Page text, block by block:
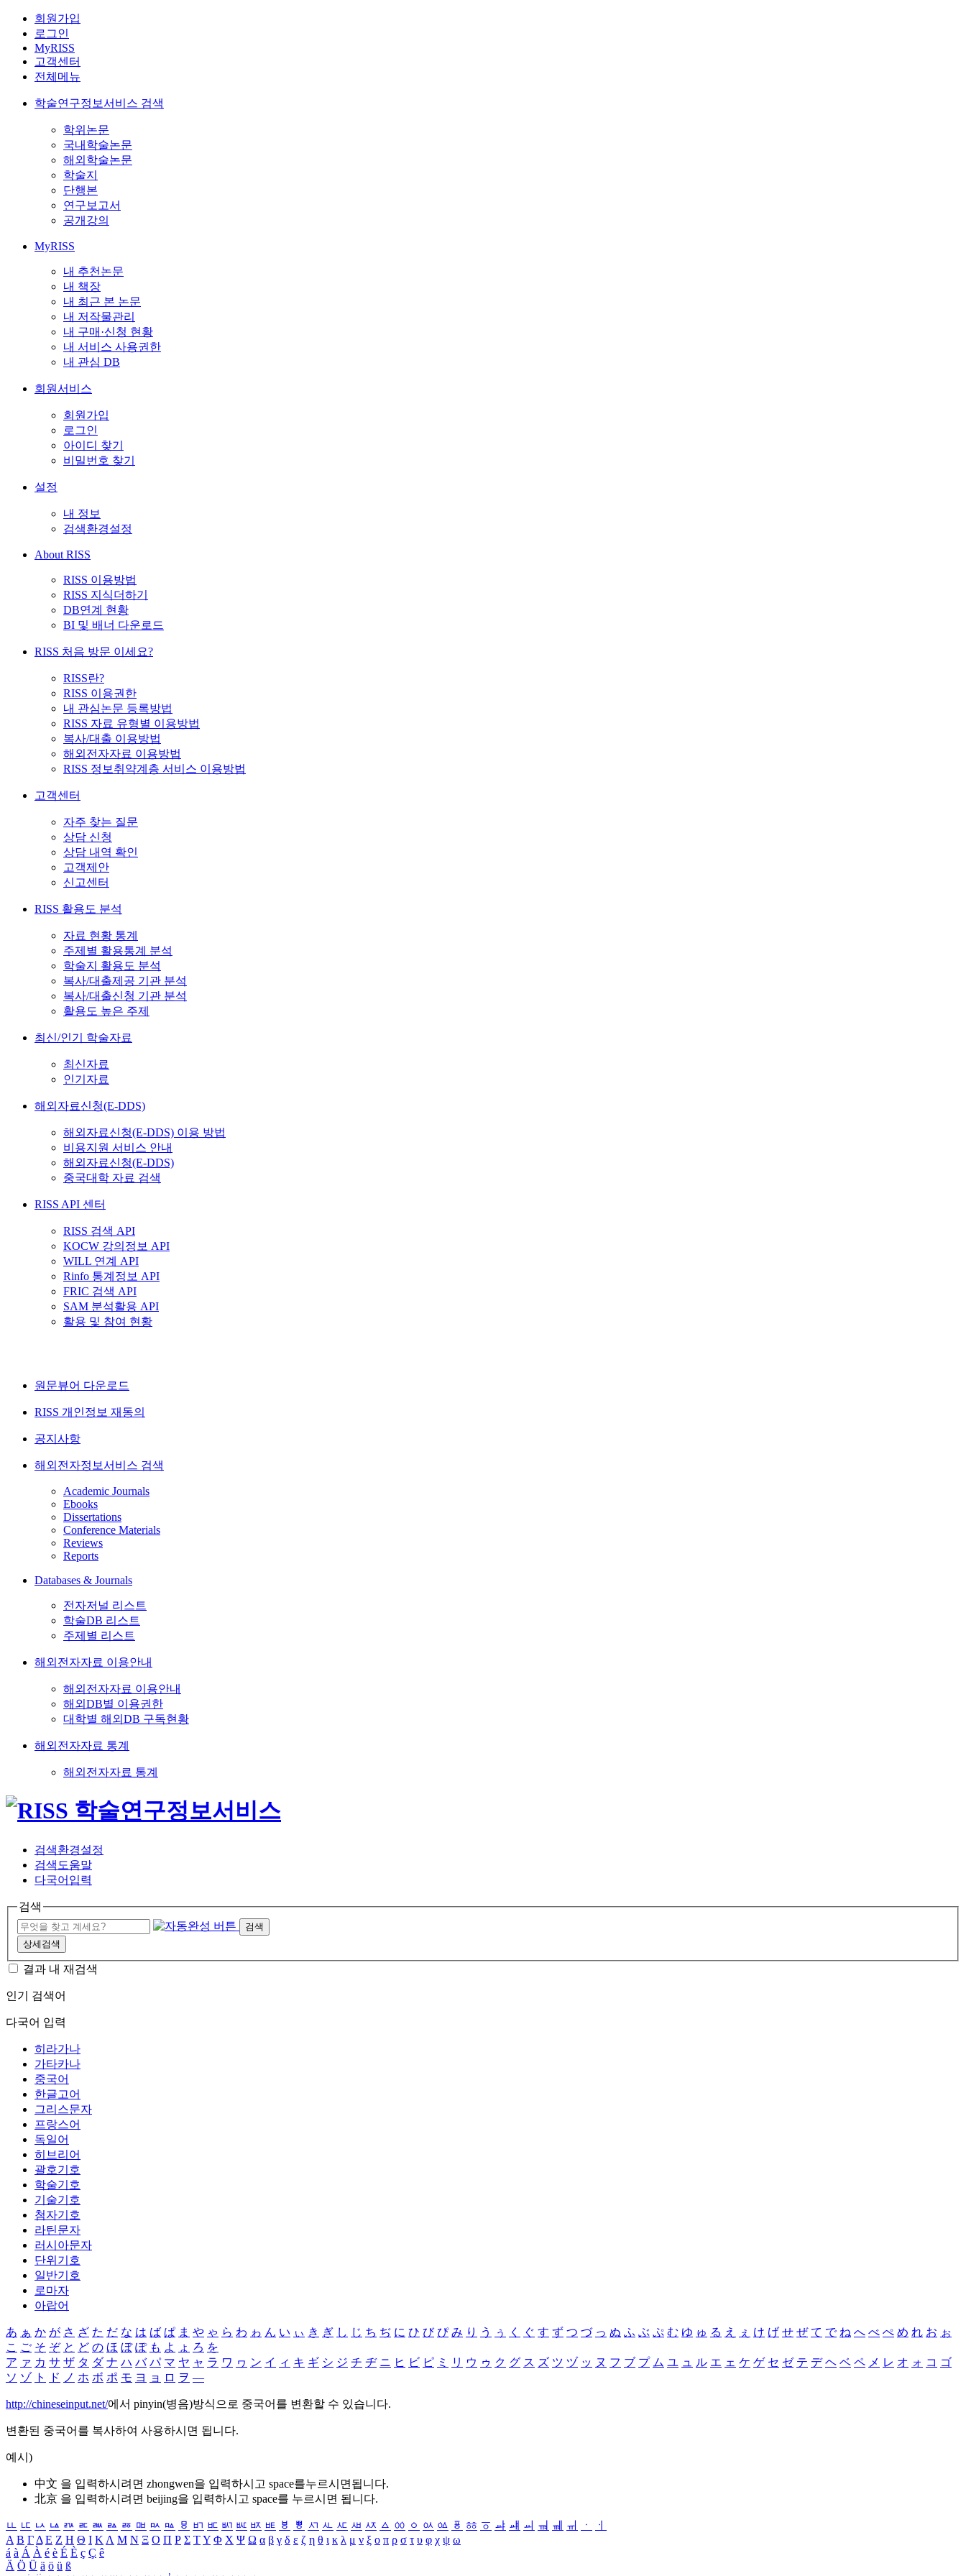
회원가입
로그인
MyRISS
고객센터
전체메뉴
학술연구정보서비스 검색
학위논문
국내학술논문
해외학술논문
학술지
단행본
연구보고서
공개강의
MyRISS
내 추천논문
내 책장
내 최근 본 논문
내 저작물관리
내 구매·신청 현황
내 서비스 사용권한
내 관심 DB
회원서비스
회원가입
로그인
아이디 찾기
비밀번호 찾기
설정
내 정보
검색환경설정
About RISS
RISS 이용방법
RISS 지식더하기
DB연계 현황
BI 및 배너 다운로드
RISS 처음 방문 이세요?
RISS란?
RISS 이용권한
내 관심논문 등록방법
RISS 자료 유형별 이용방법
복사/대출 이용방법
해외전자자료 이용방법
RISS 정보취약계층 서비스 이용방법
고객센터
자주 찾는 질문
상담 신청
상담 내역 확인
고객제안
신고센터
RISS 활용도 분석
자료 현황 통계
주제별 활용통계 분석
학술지 활용도 분석
복사/대출제공 기관 분석
복사/대출신청 기관 분석
활용도 높은 주제
최신/인기 학술자료
최신자료
인기자료
해외자료신청(E-DDS)
해외자료신청(E-DDS) 이용 방법
비용지원 서비스 안내
해외자료신청(E-DDS)
중국대학 자료 검색
RISS API 센터
RISS 검색 API
KOCW 강의정보 API
WILL 연계 API
Rinfo 통계정보 API
FRIC 검색 API
SAM 분석활용 API
활용 및 참여 현황
원문뷰어 다운로드
RISS 개인정보 재동의
공지사항
해외전자정보서비스 검색
Academic Journals
Ebooks
Dissertations
Conference Materials
Reviews
Reports
Databases & Journals
전자저널 리스트
학술DB 리스트
주제별 리스트
해외전자자료 이용안내
해외전자자료 이용안내
해외DB별 이용권한
대학별 해외DB 구독현황
해외전자자료 통계
해외전자자료 통계
검색환경설정
검색도움말
다국어입력
검색
검색
상세검색
결과 내 재검색
인기 검색어
다국어 입력
히라가나
가타카나
중국어
한글고어
그리스문자
프랑스어
독일어
히브리어
괄호기호
학술기호
기술기호
첨자기호
라틴문자
러시아문자
단위기호
일반기호
로마자
아랍어
あ ぁ か が さ ざ た だ な は ば ぱ ま や ゃ ら わ ゎ ん い ぃ き ぎ し じ ち ぢ に ひ び ぴ み り う ぅ く ぐ す ず つ づ っ ぬ ふ ぶ ぷ む ゆ ゅ る え ぇ け げ せ ぜ て で ね へ べ ぺ め れ お ぉ
こ ご そ ぞ と ど の ほ ぼ ぽ も よ ょ ろ を
ア ァ カ サ ザ タ ダ ナ ハ バ パ マ ヤ ャ ラ ワ ヮ ン イ ィ キ ギ シ ジ チ ヂ ニ ヒ ビ ピ ミ リ ウ ゥ ク グ ス ズ ツ ヅ ッ ヌ フ ブ プ ム ユ ュ ル エ ェ ケ ゲ セ ゼ テ デ ヘ ベ ペ メ レ オ ォ コ ゴ
ソ ゾ ト ド ノ ホ ボ ポ モ ヨ ョ ロ ヲ ―
http://chineseinput.net/에서 pinyin(병음)방식으로 중국어를 변환할 수 있습니다.
변환된 중국어를 복사하여 사용하시면 됩니다.
예시)
中文 을 입력하시려면 zhongwen을 입력하시고 space를누르시면됩니다.
北京 을 입력하시려면 beijing을 입력하시고 space를 누르시면 됩니다.
ㅥ ㅦ ㅧ ㅨ ㅩ ㅪ ㅫ ㅬ ㅭ ㅮ ㅯ ㅰ ㅱ ㅲ ㅳ ㅴ ㅵ ㅶ ㅷ ㅸ ㅹ ㅺ ㅻ ㅼ ㅽ ㅾ ㅿ ㆀ ㆁ ㆂ ㆃ ㆄ ㆅ ㆆ ㆇ ㆈ ㆉ ㆊ ㆋ ㆌ ㆍ
ㆎ
Α Β ΓΔ Ε Ζ Η Θ Ι ΚΛ Μ Ν Ξ Ο Π Ρ Σ ΤΥ Φ Χ Ψ Ω α β γ δ ε ζ η θ ι κ λ μ ν ξ ο π ρ σ τ υ φ χ ψ ω
á à Á À é è É È ç Ç ê
Ä Ö Ü ä ö ü ß